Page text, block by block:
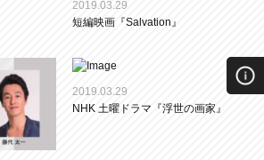
2019.03.29
短編映画『Salvation』
2019.03.29
NHK 土曜ドラマ『浮世の画家』